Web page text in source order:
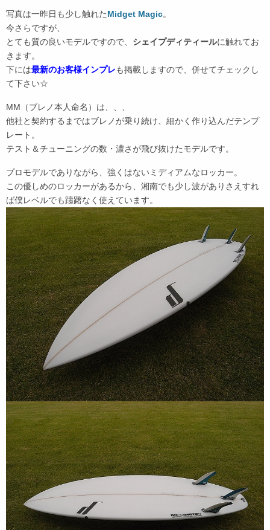
写真は一昨日も少し触れたMidget Magic。
今さらですが、
とても質の良いモデルですので、 シェイプディティールに触れてお
きます。
下には最新のお客様インプレも掲載しますので、併せてチェックし
て下さい☆
MM（ブレノ本人命名）は、、、
他社と契約するまではブレノが乗り続け、細かく作り込んだテンプ
レート。
テスト＆チューニングの数・濃さが飛び抜けたモデルです。
プロモデルでありながら、強くはないミディアムなロッカー。
この優しめのロッカーがあるから、湘南でも少し波がありさえすれ
ば僕レベルでも躊躇なく使えています。